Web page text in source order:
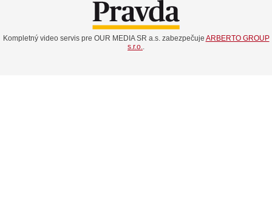
Kompletný video servis pre OUR MEDIA SR a.s. zabezpečuje ARBERTO GROUP
s.r.o.